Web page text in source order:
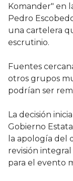
Komander" en
Pedro
una cartelera
escrutinio.
Fuentes
otros grupos
podrían ser
La decisión
Gobierno
la apología del
revisión
para el evento